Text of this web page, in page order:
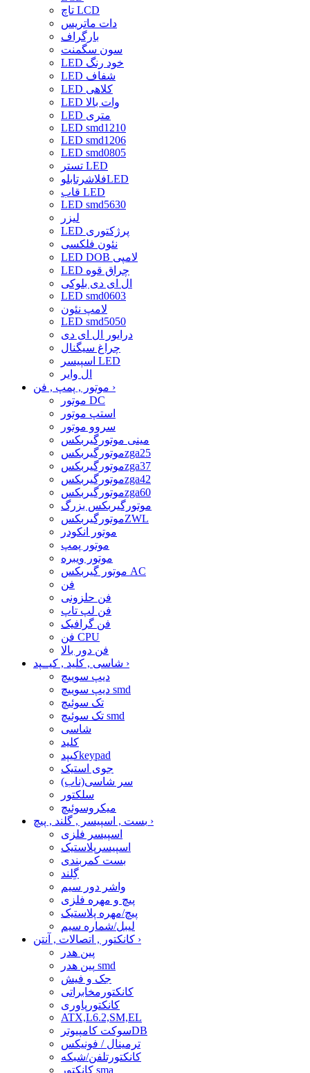
تاچ LCD
دات ماتریس
بارگراف
سون سگمنت
LED خود رنگ
LED شفاف
LED کلاهی
LED وات بالا
LED متری
LED smd1210
LED smd1206
LED smd0805
تستر LED
فلاشرتابلوLED
قاب LED
LED smd5630
لیزر
LED پرژکتوری
نئون فلکسی
LED DOB لامپی
LED چراق قوه
ال ای دی بلوکی
LED smd0603
لامپ نئون
LED smd5050
درایور ال ای دی
چراغ سیگنال
اسپیسر LED
ال وایر
›
موتور DC
استپ موتور
سروو موتور
مینی موتورگیربکس
موتورگیربکسzga25
موتورگیربکسzga37
موتورگیربکسzga42
موتورگیربکسzga60
موتورگیربکس بزرگ
موتورگیربکسZWL
موتور انکودر
موتور پمپ
موتور ویبره
موتور گیربکس AC
فن
فن حلزونی
فن لپ تاپ
فن گرافیک
فن CPU
فن دور بالا
›
دیپ سوییچ
دیپ سوییچ smd
تک سوئیچ
تک سوئیچ smd
شاسی
کلید
کیپدkeypad
جوی استیک
سر شاسی(ناب)
سلکتور
میکروسوئیچ
›
اسپیسر فلزی
اسپیسرپلاستیک
بست کمربندی
گِلند
واشر دور سیم
پیچ و مهره فلزی
پیچ/مهره پلاستیک
لیبل/شماره سیم
›
پین هدر
پین هدر smd
جک و فیش
کانکتورمخابراتی
کانکتورپاوری
ATX,L6.2,SM,EL
سوکت کامپیوترDB
ترمینال / فونیکس
کانکتورتلفن/شبکه
کانکتور sma